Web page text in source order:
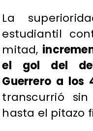
La
estudiantil
mitad,
el gol del
Guerrero a los
transcurrió
hasta el pitazo